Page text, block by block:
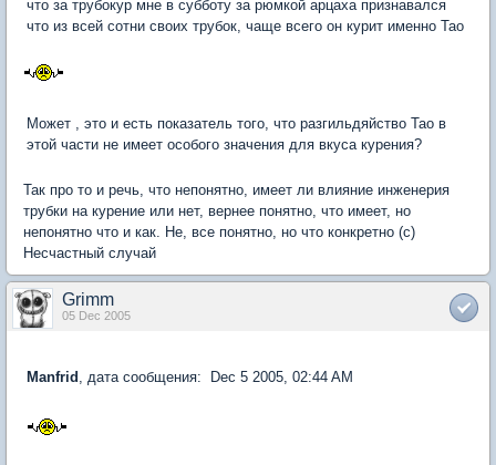
что за трубокур мне в субботу за рюмкой арцаха признавался
что из всей сотни своих трубок, чаще всего он курит именно Тао
Может , это и есть показатель того, что разгильдяйство Тао в
этой части не имеет особого значения для вкуса курения?
Так про то и речь, что непонятно, имеет ли влияние инженерия
трубки на курение или нет, вернее понятно, что имеет, но
непонятно что и как. Не, все понятно, но что конкретно (с)
Несчастный случай
Grimm
05 Dec 2005
Manfrid , дата сообщения: Dec 5 2005, 02:44 AM